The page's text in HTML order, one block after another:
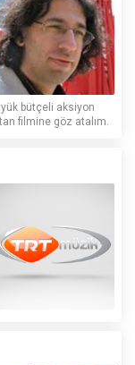
bütçeli aksiyon
filmine göz atalım.